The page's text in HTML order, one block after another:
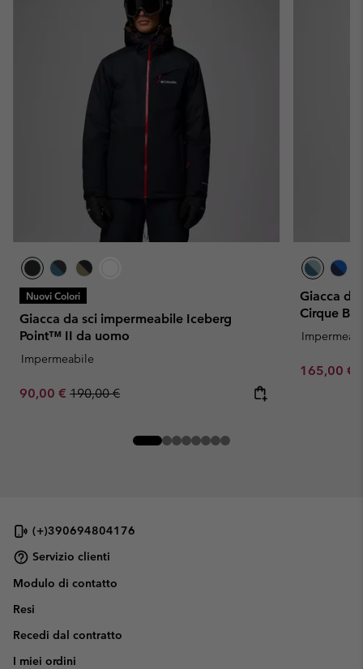
Nuovi Colori
Giacca da sci impermeabile Iceberg
Point™ II da uomo
Impermeabile
Sale price:
90,00 € Regular price:
190,00 €
Giacca
Cirque
Sale price:
165,00 €
(+)390694804176
Servizio clienti
Modulo di contatto
Resi
Recedi dal contratto
I miei ordini